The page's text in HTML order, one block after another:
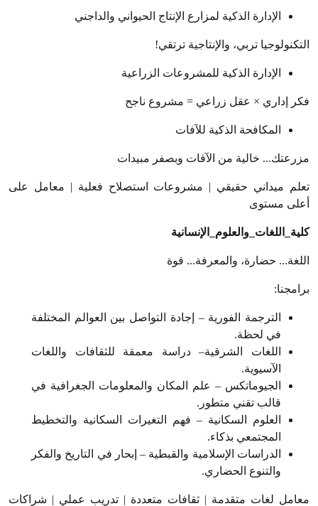
الإدارة الذكية لمزارع الإنتاج الحيواني والداجني
التكنولوجيا تربي، والإنتاجية ترتقي!
الإدارة الذكية للمشروعات الزراعية
فكر إداري × عقل زراعي = مشروع ناجح
المكافحة الذكية للآفات
مزرعتك... خالية من الآفات وبصفر مبيدات
تعلم ميداني حقيقي | مشروعات استصلاح فعلية | معامل على
أعلى مستوى
كلية_اللغات_والعلوم_الإنسانية
اللغة... حضارة، والمعرفة... قوة
برامجنا:
الترجمة الفورية – إجادة التواصل بين العوالم المختلفة
في لحظة.
اللغات الشرقية– دراسة معمقة للثقافات واللغات
الآسيوية.
الجيوماتكس – علم المكان والمعلومات الجغرافية في
قالب تقني متطور .
العلوم السكانية – فهم التغيرات السكانية والتخطيط
المجتمعي بذكاء.
الدراسات الإسلامية والقبطية – إبحار في التاريخ والفكر
والتنوع الحضاري.
معامل لغات متقدمة | ثقافات متعددة | تدريب عملي | شراكات